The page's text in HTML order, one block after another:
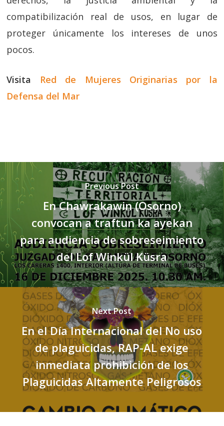
compatibilización real de usos, en lugar de
proteger únicamente los intereses de unos
pocos.
Visita Red de Mujeres Originarias por la
Defensa del Mar
Previous Post
En Chawrakawin (Osorno)
convocan a traftun ka ayekan
para audiencia de sobreseimiento
del Lof Winkül Küsra
Next Post
En el Día Internacional del No uso
de plaguicidas, RAP-AL exige
inmediata prohibición de los
Plaguicidas Altamente Peligrosos